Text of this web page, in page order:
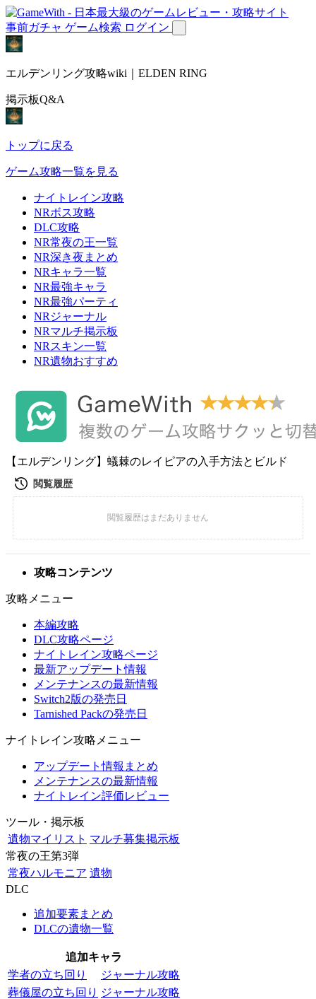
事前ガチャ ゲーム検索 ログイン
エルデンリング攻略wiki｜ELDEN RING
掲示板Q&A
トップに戻る
ゲーム攻略一覧を見る
ナイトレイン攻略
NRボス攻略
DLC攻略
NR常夜の王一覧
NR深き夜まとめ
NRキャラ一覧
NR最強キャラ
NR最強パーティ
NRジャーナル
NRマルチ掲示板
NRスキン一覧
NR遺物おすすめ
【エルデンリング】蟻棘のレイピアの入手方法とビルド
攻略コンテンツ
攻略メニュー
本編攻略
DLC攻略ページ
ナイトレイン攻略ページ
最新アップデート情報
メンテナンスの最新情報
Switch2版の発売日
Tarnished Packの発売日
ナイトレイン攻略メニュー
アップデート情報まとめ
メンテナンスの最新情報
ナイトレイン評価レビュー
ツール・掲示板
遺物マイリスト マルチ募集掲示板
常夜の王第3弾
常夜ハルモニア 遺物
DLC
追加要素まとめ
DLCの遺物一覧
追加キャラ
学者の立ち回り
ジャーナル攻略
葬儀屋の立ち回り ジャーナル攻略